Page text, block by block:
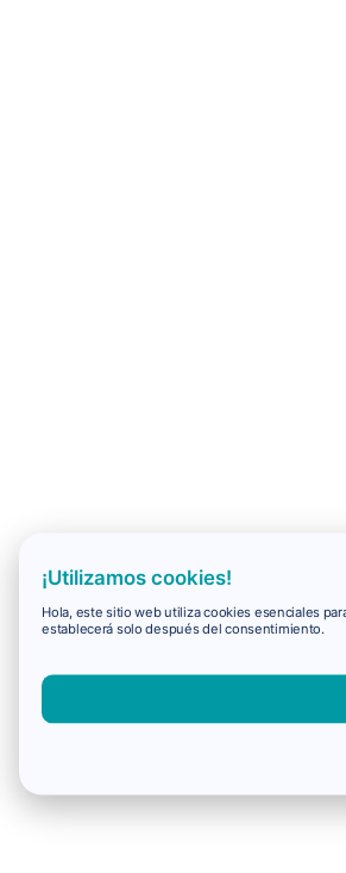
¡Utilizamos cookies!
Hola, este sitio web utiliza cookies esenciales
establecerá solo después del consentimiento.